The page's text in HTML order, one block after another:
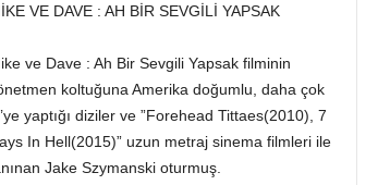
VE DAVE : AH BİR SEVGİLİ YAPSAK
ve Dave : Ah Bir Sevgili Yapsak filminin
koltuğuna Amerika doğumlu, daha çok
yaptığı diziler ve ”Forehead Tittaes(2010), 7
In Hell(2015)” uzun metraj sinema filmleri ile
Jake Szymanski oturmuş.